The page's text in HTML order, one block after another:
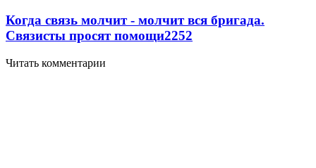
Когда связь молчит - молчит вся бригада.
Связисты просят помощи2252
Читать комментарии